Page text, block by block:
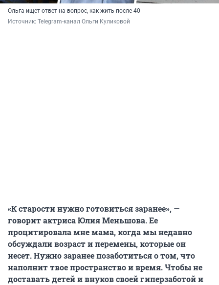
Ольга ищет ответ на вопрос, как жить после 40
Источник: Telegram-канал Ольги Куликовой
«К старости нужно готовиться заранее», —
говорит актриса Юлия Меньшова. Ее
процитировала мне мама, когда мы недавно
обсуждали возраст и перемены, которые он
несет. Нужно заранее позаботиться о том, что
наполнит твое пространство и время. Чтобы не
доставать детей и внуков своей гиперзаботой и